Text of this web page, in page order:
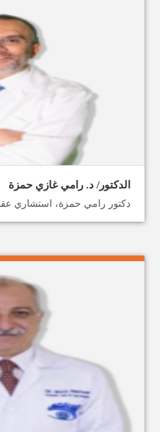
الدكتور/ د. رامي غازي حمزة